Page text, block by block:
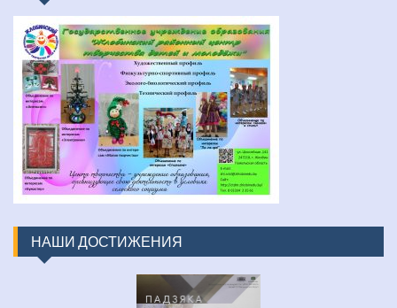
НАШИ ДОСТИЖЕНИЯ